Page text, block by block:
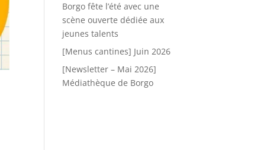
Borgo fête l’été avec une
scène ouverte dédiée aux
jeunes talents
[Menus cantines] Juin 2026
[Newsletter – Mai 2026]
Médiathèque de Borgo